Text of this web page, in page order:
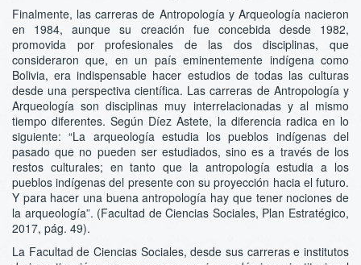
Finalmente, las carreras de Antropología y Arqueología nacieron
en 1984, aunque su creación fue concebida desde 1982,
promovida por profesionales de las dos disciplinas, que
consideraron que, en un país eminentemente indígena como
Bolivia, era indispensable hacer estudios de todas las culturas
desde una perspectiva científica. Las carreras de Antropología y
Arqueología son disciplinas muy interrelacionadas y al mismo
tiempo diferentes. Según Díez Astete, la diferencia radica en lo
siguiente: “La arqueología estudia los pueblos indígenas del
pasado que no pueden ser estudiados, sino es a través de los
restos culturales; en tanto que la antropología estudia a los
pueblos indígenas del presente con su proyección hacia el futuro.
Y para hacer una buena antropología hay que tener nociones de
la arqueología”. (Facultad de Ciencias Sociales, Plan Estratégico,
2017, pág. 49).
La Facultad de Ciencias Sociales, desde sus carreras e institutos